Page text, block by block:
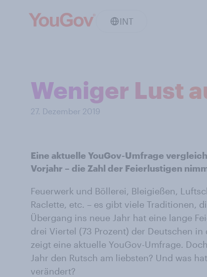
INT
Weniger Lust
27. Dezember 2019
Eine aktuelle YouGov-Umfrage
Vorjahr – die Zahl der Feierlustigen
Feuerwerk und Böllerei, Bleigießen,
Raclette, etc. – es gibt viele Traditionen,
Übergang ins neue Jahr hat eine lange
drei Viertel (73 Prozent) der Deutschen
zeigt eine aktuelle YouGov-Umfrage.
Jahr den Rutsch am liebsten? Und was
verändert?